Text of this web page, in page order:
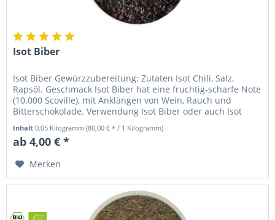
Isot Biber
Isot Biber Gewürzzubereitung: Zutaten Isot Chili, Salz,
Rapsöl. Geschmack Isot Biber hat eine fruchtig-scharfe Note
(10.000 Scoville), mit Anklängen von Wein, Rauch und
Bitterschokolade. Verwendung Isot Biber oder auch Isot
Inhalt0.05 Kilogramm(80,00 € * / 1 Kilogramm)
ab 4,00 € *
Merken